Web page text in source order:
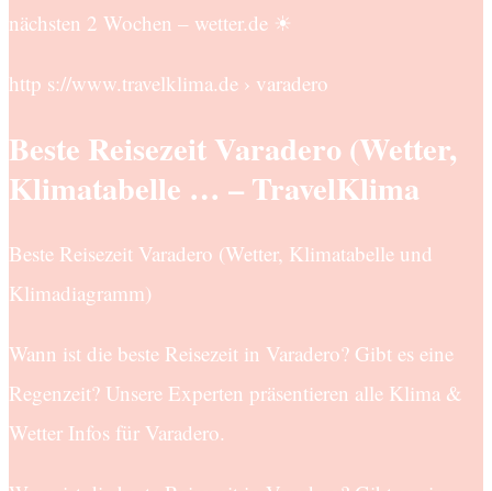
nächsten 2 Wochen – wetter.de ☀
http s://www.travelklima.de › varadero
Beste Reisezeit Varadero (Wetter,
Klimatabelle … – TravelKlima
Beste Reisezeit Varadero (Wetter, Klimatabelle und
Klimadiagramm)
Wann ist die beste Reisezeit in Varadero? Gibt es eine
Regenzeit? Unsere Experten präsentieren alle Klima &
Wetter Infos für Varadero.